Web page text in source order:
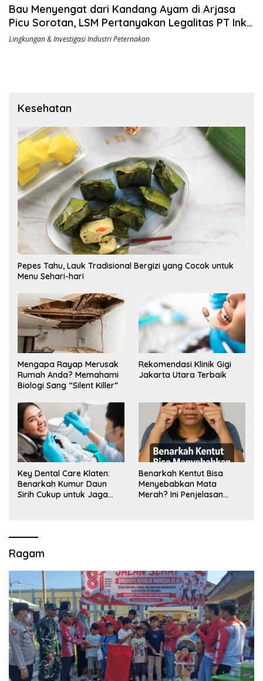
Bau Menyengat dari Kandang Ayam di Arjasa
Picu Sorotan, LSM Pertanyakan Legalitas PT Inko
Organik Jaya
Lingkungan & Investigasi Industri Peternakan
Kesehatan
Pepes Tahu, Lauk Tradisional Bergizi yang Cocok untuk
Menu Sehari-hari
Mengapa Rayap Merusak
Rumah Anda? Memahami
Biologi Sang “Silent Killer”
Rekomendasi Klinik Gigi
Jakarta Utara Terbaik
Key Dental Care Klaten:
Benarkah Kumur Daun
Sirih Cukup untuk Jaga
Benarkah Kentut Bisa
Menyebabkan Mata
Merah? Ini Penjelasan
Ragam